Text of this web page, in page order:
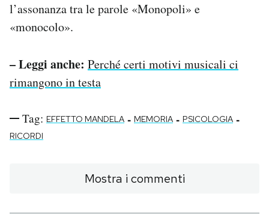
l’assonanza tra le parole «Monopoli» e
«monocolo».
– Leggi anche: Perché certi motivi musicali ci
rimangono in testa
Tag: EFFETTO MANDELA - MEMORIA - PSICOLOGIA -
RICORDI
Mostra i commenti